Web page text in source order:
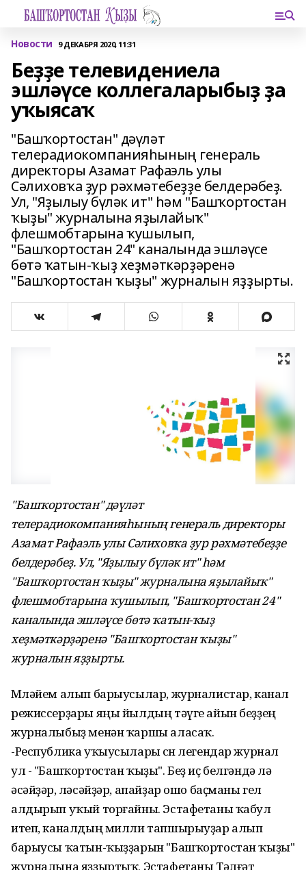
Новости 9 ДЕКАБРЯ 2020, 11:31
Беҙҙе телевидениела
эшләүсе коллегаларыбыҙ ҙа
уҡыясаҡ
"Башҡортостан" дәүләт
телерадиокомпанияһының генераль
директоры Азамат Рафаэль улы
Сәлиховҡа ҙур рәхмәтебеҙҙе белдерәбеҙ.
Ул, "Яҙылыу бүләк ит" һәм "Башҡортостан
ҡыҙы" журналына яҙылайыҡ"
флешмобтарына ҡушылып,
"Башҡортостан 24" каналында эшләүсе
бөтә ҡатын-ҡыҙ хеҙмәткәрҙәренә
"Башҡортостан ҡыҙы" журналын яҙҙырты.
"Башҡортостан" дәүләт
телерадиокомпанияһының генераль директоры
Азамат Рафаэль улы Сәлиховҡа ҙур рәхмәтебеҙҙе
белдерәбеҙ. Ул, "Яҙылыу бүләк ит" һәм
"Башҡортостан ҡыҙы" журналына яҙылайыҡ"
флешмобтарына ҡушылып, "Башҡортостан 24"
каналында эшләүсе бөтә ҡатын-ҡыҙ
хеҙмәткәрҙәренә "Башҡортостан ҡыҙы"
журналын яҙҙырты.
Мөләйем алып барыусылар, журналистар, канал
режиссерҙары яңы йылдың тәүге айын беҙҙең
журналыбыҙ менән ҡаршы аласаҡ.
-Республика уҡыусылары өсөн легендар журнал
ул - "Башҡортостан ҡыҙы". Беҙ иҫ белгәндә лә
әсәйҙәр, өләсәйҙәр, апайҙар ошо баҫманы гел
алдырып уҡый торғайны. Эстафетаны ҡабул
итеп, каналдың милли тапшырыуҙар алып
барыусы ҡатын-ҡыҙҙарын "Башҡортостан ҡыҙы"
журналына яҙҙыртыҡ. Эстафетаны Тәлғәт